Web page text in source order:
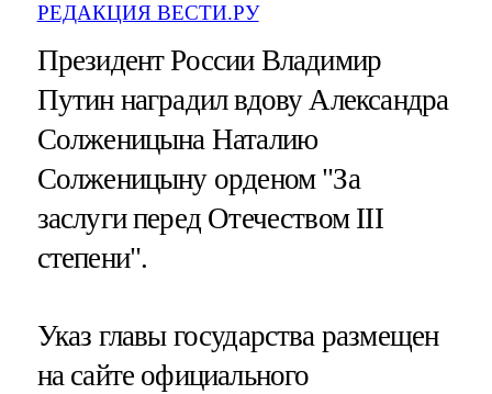
РЕДАКЦИЯ ВЕСТИ.РУ
Президент России Владимир
Путин наградил вдову Александра
Солженицына Наталию
Солженицыну орденом "За
заслуги перед Отечеством III
степени".
Указ главы государства размещен
на сайте официального